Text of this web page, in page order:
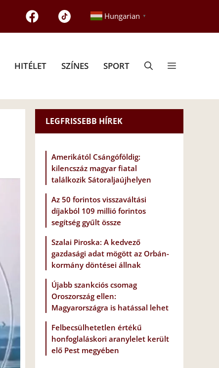
Hungarian ▼
HITÉLET SZÍNES SPORT
LEGFRISSEBB HÍREK
Amerikától Csángóföldig:
kilencszáz magyar fiatal
találkozik Sátoraljaújhelyen
Az 50 forintos visszaváltási
díjakból 109 millió forintos
segítség gyűlt össze
Szalai Piroska: A kedvező
gazdasági adat mögött az Orbán-
kormány döntései állnak
Újabb szankciós csomag
Oroszország ellen:
Magyarországra is hatással lehet
Felbecsülhetetlen értékű
honfoglaláskori aranylelet került
elő Pest megyében